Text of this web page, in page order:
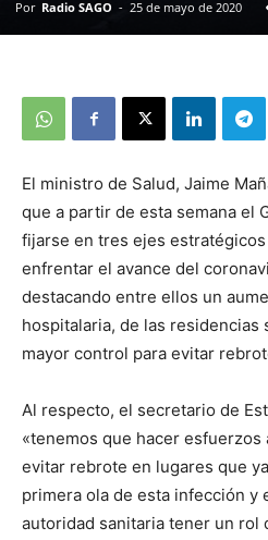
Por Radio SAGO - 25 de mayo de 2020
El ministro de Salud, Jaime
que a partir de esta semana el
fijarse en tres ejes
enfrentar el avance del
destacando entre ellos un
hospitalaria, de las residencias
mayor control para evitar
Al respecto, el secretario de
«tenemos que hacer esfuerzos
evitar rebrote en lugares que
primera ola de esta infección y
autoridad sanitaria tener un rol